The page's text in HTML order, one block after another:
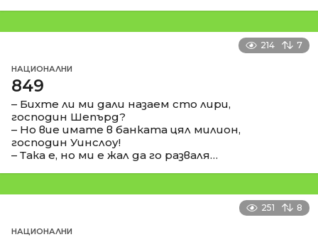
214 7
НАЦИОНАЛНИ
849
– Бихте ли ми дали назаем сто лири,
господин Шепърд?
– Но вие имате в банката цял милион,
господин Уинслоу!
– Така е, но ми е жал да го разваля…
251 8
НАЦИОНАЛНИ